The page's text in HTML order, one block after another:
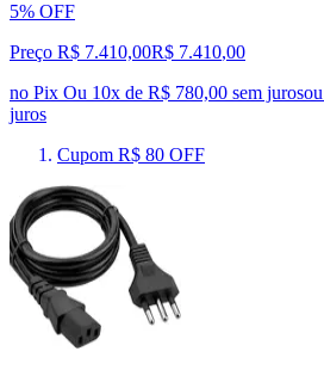
5% OFF
Preço R$ 7.410,00R$ 7.410,00
no Pix Ou 10x de R$ 780,00 sem jurosou
juros
Cupom R$ 80 OFF